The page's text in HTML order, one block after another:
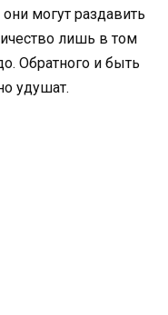
могут раздавить
лишь в том
Обратного и быть
удушат.